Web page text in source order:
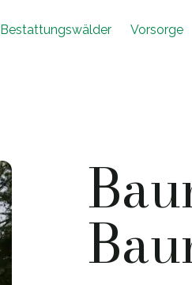
Bestattungswälder Vorsorge